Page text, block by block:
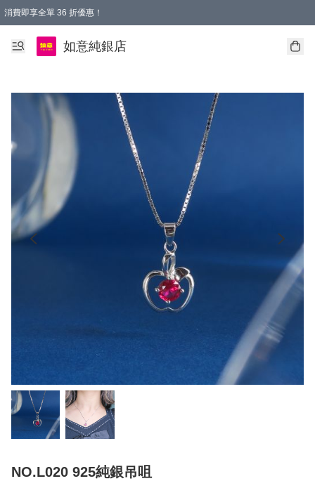
消費即享全單 36 折優惠！
購物满$50，全國包郵。Free shopping on orders over $50.
如意純銀店
NO.L020 925純銀吊咀